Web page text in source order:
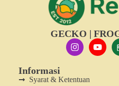
GECKO |
Informasi
Syarat & Ketentuan